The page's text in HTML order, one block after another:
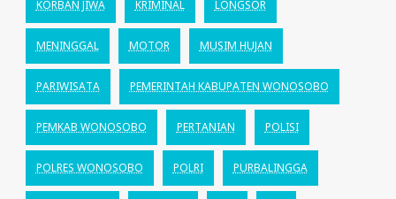
KORBAN JIWA KRIMINAL LONGSOR
MENINGGAL MOTOR MUSIM HUJAN
PARIWISATA PEMERINTAH KABUPATEN WONOSOBO
PEMKAB WONOSOBO PERTANIAN POLISI
POLRES WONOSOBO POLRI PURBALINGGA